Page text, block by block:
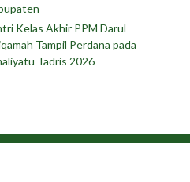
Kelas Akhir PPM Darul
Tampil Perdana pada
Tadris 2026